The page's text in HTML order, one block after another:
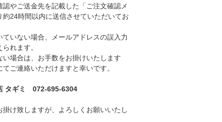
やご送金先を記載した「ご注文確認メ
約24時間以内に送信させていただいてお
いない場合、メールアドレスの誤入力
れます。
場合は、お手数をお掛けいたします
ご連絡いただけますと幸いです。
タギミ 072-695-6304
掛け致しますが、よろしくお願いいたし